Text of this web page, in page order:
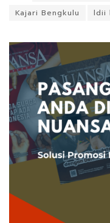
Kajari Bengkulu
ldii